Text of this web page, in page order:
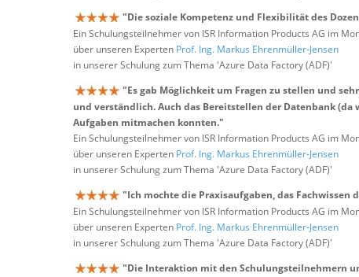
"Die soziale Kompetenz und Flexibilität des
Ein Schulungsteilnehmer von ISR Information Products AG im
über unseren Experten Prof. Ing. Markus Ehrenmüller-Jensen
in unserer Schulung zum Thema 'Azure Data Factory (ADF)'
"Es gab Möglichkeit um Fragen zu stellen und
und verständlich. Auch das Bereitstellen der Datenbank
Aufgaben mitmachen konnten."
Ein Schulungsteilnehmer von ISR Information Products AG im
über unseren Experten Prof. Ing. Markus Ehrenmüller-Jensen
in unserer Schulung zum Thema 'Azure Data Factory (ADF)'
"Ich mochte die Praxisaufgaben, das Fachwissen
Ein Schulungsteilnehmer von ISR Information Products AG im
über unseren Experten Prof. Ing. Markus Ehrenmüller-Jensen
in unserer Schulung zum Thema 'Azure Data Factory (ADF)'
"Die Interaktion mit den Schulungsteilnehmern